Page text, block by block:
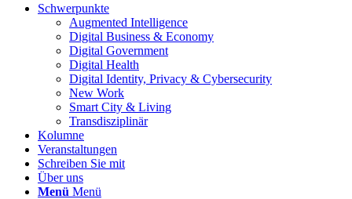
Schwerpunkte
Augmented Intelligence
Digital Business & Economy
Digital Government
Digital Health
Digital Identity, Privacy & Cybersecurity
New Work
Smart City & Living
Transdisziplinär
Kolumne
Veranstaltungen
Schreiben Sie mit
Über uns
Menü Menü